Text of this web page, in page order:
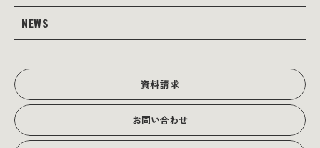
Web広告･SEO対策
グラフィック
当社の強み
理念・経営戦略
会社沿革
JOTOブログ
NEWS
資料請求
お問い合わせ